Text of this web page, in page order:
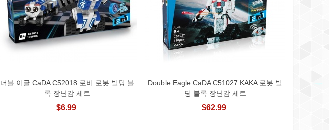
장바구니에 추가
더블 이글 CaDA C52018 로비 로봇 빌딩 블
록 장난감 세트
$6.99
View More
Double Eagle CaDA C51027 KAKA 로봇 빌
딩 블록 장난감 세트
$62.99